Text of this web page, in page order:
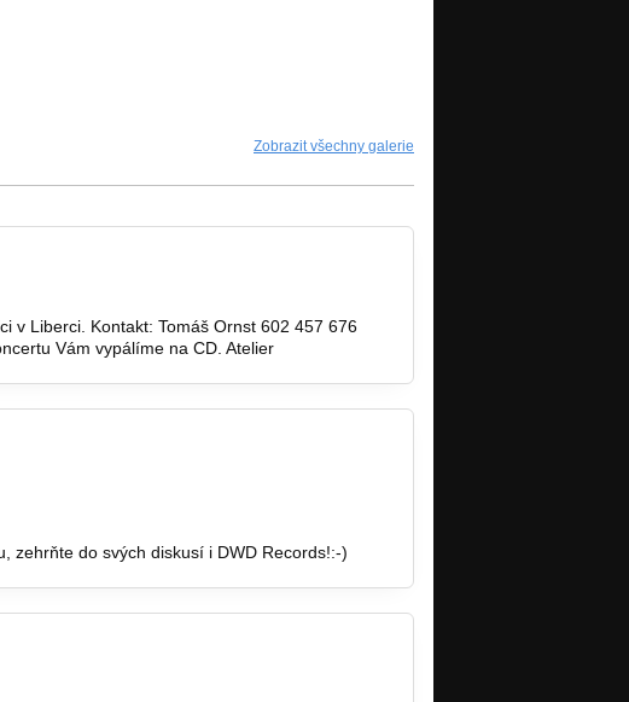
Zobrazit všechny galerie
v Liberci. Kontakt: Tomáš Ornst 602 457 676
Vám vypálíme na CD. Atelier
zehrňte do svých diskusí i DWD Records!:-)